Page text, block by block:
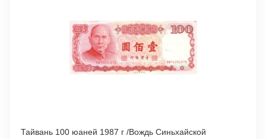
Тайвань 100 юаней 1987 г /Вождь Синьхайской